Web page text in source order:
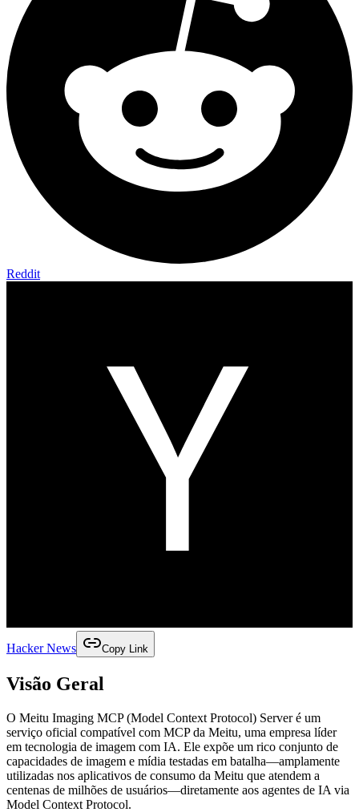
Reddit
Hacker News Copy Link
Visão Geral
O Meitu Imaging MCP (Model Context Protocol) Server é um
serviço oficial compatível com MCP da Meitu, uma empresa líder
em tecnologia de imagem com IA. Ele expõe um rico conjunto de
capacidades de imagem e mídia testadas em batalha—amplamente
utilizadas nos aplicativos de consumo da Meitu que atendem a
centenas de milhões de usuários—diretamente aos agentes de IA via
Model Context Protocol.